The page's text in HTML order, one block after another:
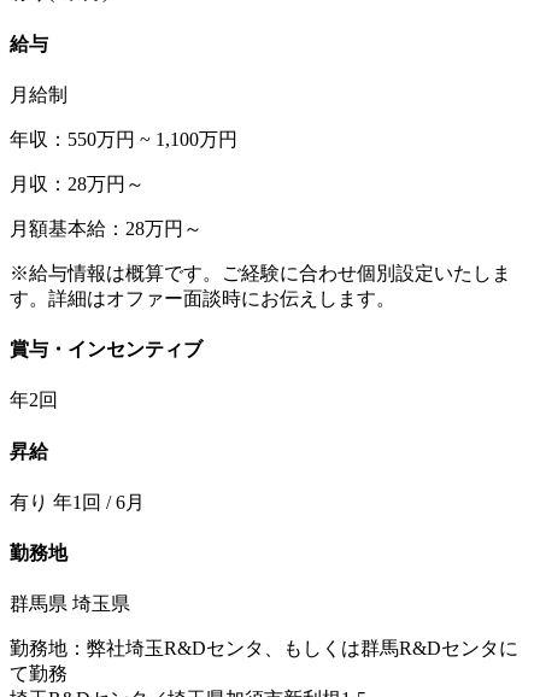
給与
月給制
年収：550万円 ~ 1,100万円
月収：28万円～
月額基本給：28万円～
※給与情報は概算です。ご経験に合わせ個別設定いたしま
す。詳細はオファー面談時にお伝えします。
賞与・インセンティブ
年2回
昇給
有り 年1回 / 6月
勤務地
群馬県 埼玉県
勤務地：弊社埼玉R&Dセンタ、もしくは群馬R&Dセンタに
て勤務